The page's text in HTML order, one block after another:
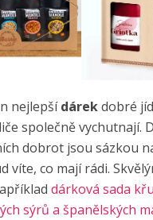
nejlepšídárekdobré
společně vychutnají.
dobrot jsou sázkou
víte, co mají rádi.
dárková sada
sýrů a španělských